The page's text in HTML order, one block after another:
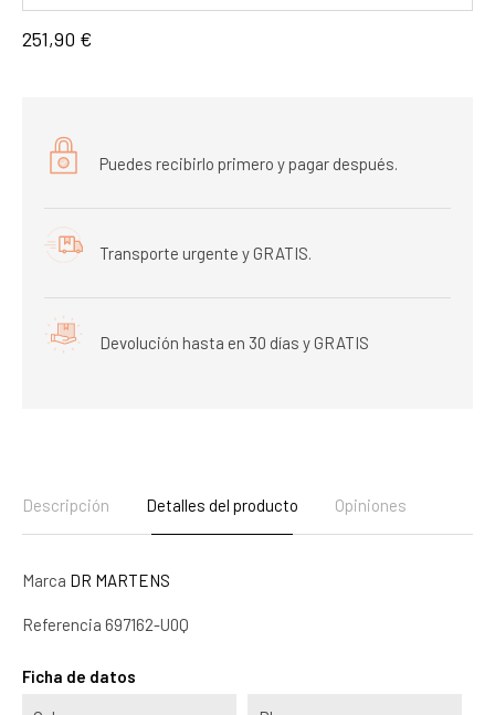
251,90 €
Puedes recibirlo primero y pagar después.
Transporte urgente y GRATIS.
Devolución hasta en 30 días y GRATIS
Descripción Detalles del producto Opiniones
Marca DR MARTENS
Referencia 697162-U0Q
Ficha de datos